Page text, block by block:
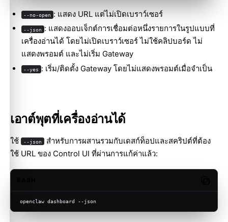
--no-open : แสดง URL แต่ไม่เปิดเบราว์เซอร์
--json : แสดงออบเจ็กต์การเชื่อมต่อหนึ่งรายการในรูปแบบที่
เครื่องอ่านได้ โดยไม่เปิดเบราว์เซอร์ ไม่ใช้คลิปบอร์ด ไม่
แสดงพรอมต์ และไม่เริ่ม Gateway
--yes : เริ่ม/ติดตั้ง Gateway โดยไม่แสดงพรอมต์เมื่อจำเป็น
เอาต์พุตที่เครื่องอ่านได้
ใช้ --json สำหรับการผสานรวมกับเดสก์ท็อปและสคริปต์ที่ต้อง
ใช้ URL ของ Control UI ที่ผ่านการแก้ค่าแล้ว:
openclaw dashboard --json